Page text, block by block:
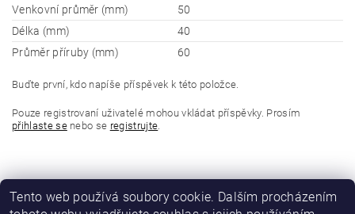
Venkovní průměr (mm)
50
Délka (mm)
40
Průměr příruby (mm)
60
Buďte první, kdo napíše příspěvek k této položce.
Pouze registrovaní uživatelé mohou vkládat příspěvky. Prosím
přihlaste senebo se registrujte.
Tento web používá soubory cookie. Dalším procházením